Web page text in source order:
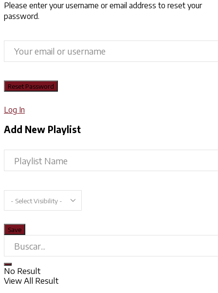
Please enter your username or email address to reset your
password.
Log In
Add New Playlist
No Result
View All Result